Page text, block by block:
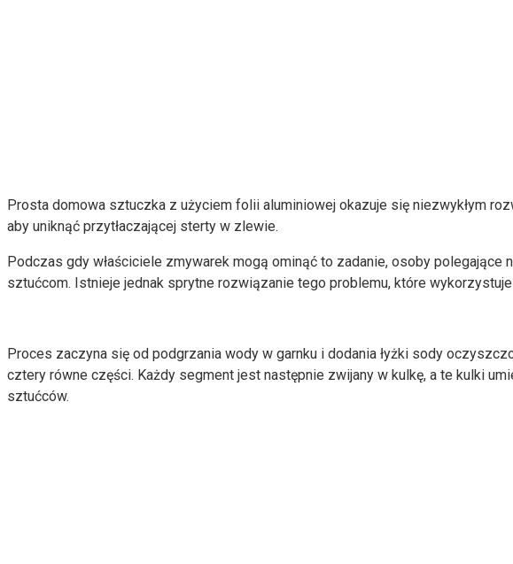
Prosta domowa sztuczka z użyciem folii aluminiowej okazuje się niezwykłym
aby uniknąć przytłaczającej sterty w zlewie.
Podczas gdy właściciele zmywarek mogą ominąć to zadanie, osoby
sztućcom. Istnieje jednak sprytne rozwiązanie tego problemu, które
Proces zaczyna się od podgrzania wody w garnku i dodania łyżki sody
cztery równe części. Każdy segment jest następnie zwijany w kulkę, a te kulki
sztućców.